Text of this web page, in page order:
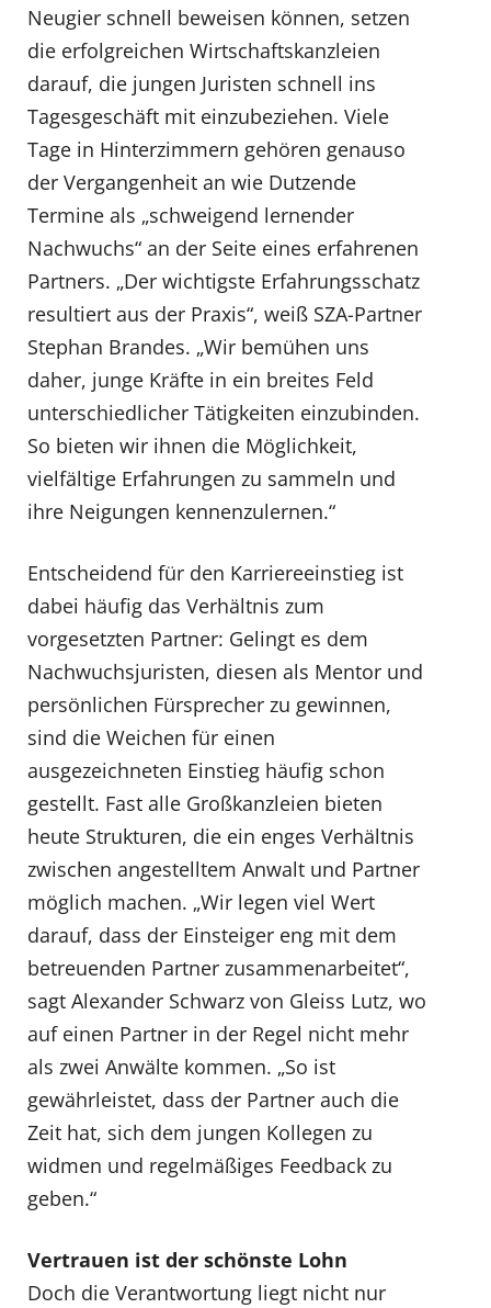
Neugier schnell beweisen können, setzen
die erfolgreichen Wirtschaftskanzleien
darauf, die jungen Juristen schnell ins
Tagesgeschäft mit einzubeziehen. Viele
Tage in Hinterzimmern gehören genauso
der Vergangenheit an wie Dutzende
Termine als „schweigend lernender
Nachwuchs“ an der Seite eines erfahrenen
Partners. „Der wichtigste Erfahrungsschatz
resultiert aus der Praxis“, weiß SZA-Partner
Stephan Brandes. „Wir bemühen uns
daher, junge Kräfte in ein breites Feld
unterschiedlicher Tätigkeiten einzubinden.
So bieten wir ihnen die Möglichkeit,
vielfältige Erfahrungen zu sammeln und
ihre Neigungen kennenzulernen.“
Entscheidend für den Karriereeinstieg ist
dabei häufig das Verhältnis zum
vorgesetzten Partner: Gelingt es dem
Nachwuchsjuristen, diesen als Mentor und
persönlichen Fürsprecher zu gewinnen,
sind die Weichen für einen
ausgezeichneten Einstieg häufig schon
gestellt. Fast alle Großkanzleien bieten
heute Strukturen, die ein enges Verhältnis
zwischen angestelltem Anwalt und Partner
möglich machen. „Wir legen viel Wert
darauf, dass der Einsteiger eng mit dem
betreuenden Partner zusammenarbeitet“,
sagt Alexander Schwarz von Gleiss Lutz, wo
auf einen Partner in der Regel nicht mehr
als zwei Anwälte kommen. „So ist
gewährleistet, dass der Partner auch die
Zeit hat, sich dem jungen Kollegen zu
widmen und regelmäßiges Feedback zu
geben.“
Vertrauen ist der schönste Lohn
Doch die Verantwortung liegt nicht nur